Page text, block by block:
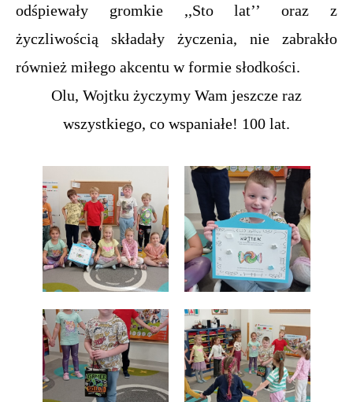
odśpiewały gromkie ,,Sto lat’’ oraz z
życzliwością składały życzenia, nie zabrakło
również miłego akcentu w formie słodkości.
Olu, Wojtku życzymy Wam jeszcze raz
wszystkiego, co wspaniałe! 100 lat.